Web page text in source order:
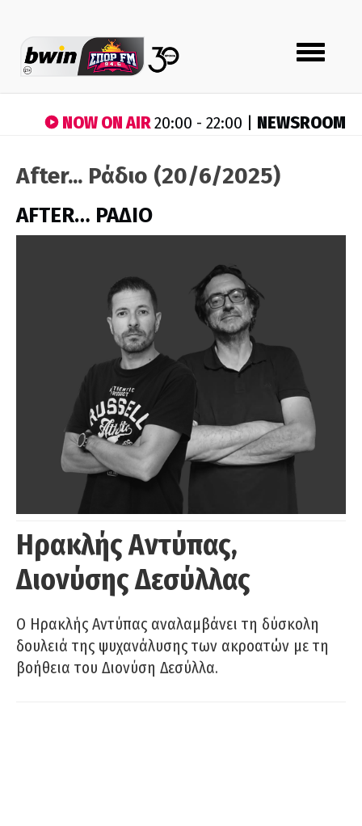
Toggle
navigation
NOW ON AIR20:00 - 22:00 | NEWSROOM
After... Ράδιο (20/6/2025)
AFTER… ΡΑΔΙΟ
Ηρακλής Αντύπας,
Διονύσης Δεσύλλας
Ο Ηρακλής Αντύπας αναλαμβάνει τη δύσκολη
δουλειά της ψυχανάλυσης των ακροατών με τη
βοήθεια του Διονύση Δεσύλλα.